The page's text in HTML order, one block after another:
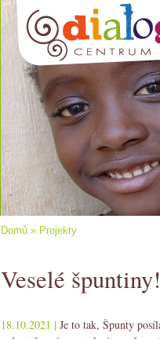
Domů » Projekty
Veselé špuntiny!
18.10.2021 | Je to tak, Špunty